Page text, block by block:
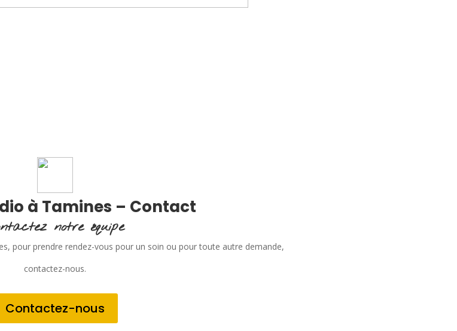
à Tamines – Contact
notre équipe
pour prendre rendez-vous pour un soin ou pour toute autre demande,
contactez-nous.
Contactez-nous